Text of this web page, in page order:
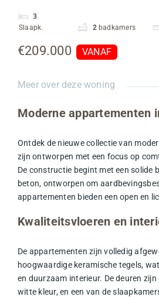
3
Slaapk.
2 badkamers
€209.000 VANAF
Meer over deze woning
Moderne appartementen
Ontdek de nieuwe collectie van
zijn ontworpen met een focus op
De constructie begint met een solide
beton, ontworpen om
appartementen bieden een open en
Kwaliteitsvloeren en
De appartementen zijn volledig
hoogwaardige keramische tegels,
en duurzaam interieur. De deuren
witte kleur, en een van de